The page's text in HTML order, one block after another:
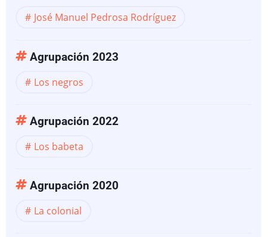
José Manuel Pedrosa Rodríguez
Agrupación 2023
Los negros
Agrupación 2022
Los babeta
Agrupación 2020
La colonial